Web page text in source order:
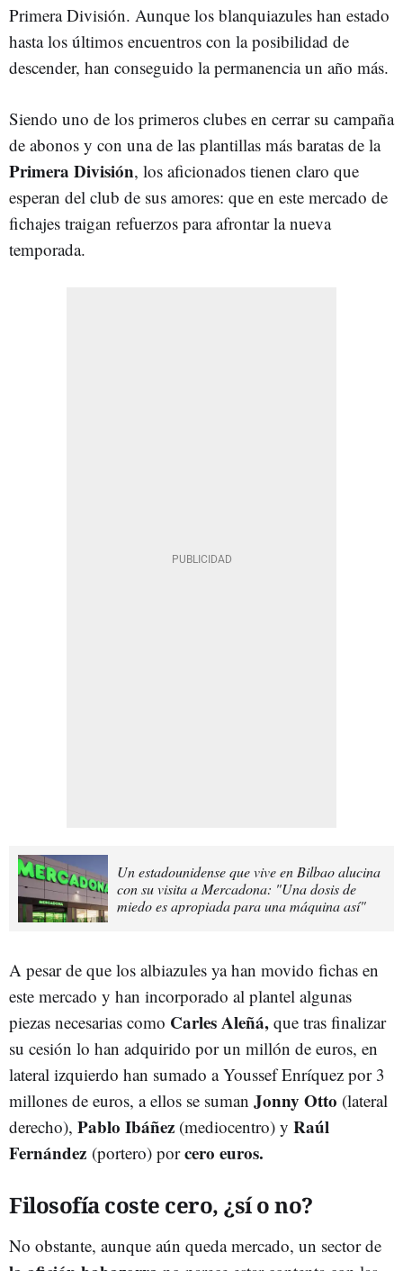
Primera División. Aunque los blanquiazules han estado
hasta los últimos encuentros con la posibilidad de
descender, han conseguido la permanencia un año más.
Siendo uno de los primeros clubes en cerrar su campaña
de abonos y con una de las plantillas más baratas de la
Primera División, los aficionados tienen claro que
esperan del club de sus amores: que en este mercado de
fichajes traigan refuerzos para afrontar la nueva
temporada.
Un estadounidense que vive en Bilbao alucina
con su visita a Mercadona: "Una dosis de
miedo es apropiada para una máquina así"
A pesar de que los albiazules ya han movido fichas en
este mercado y han incorporado al plantel algunas
piezas necesarias como Carles Aleñá, que tras finalizar
su cesión lo han adquirido por un millón de euros, en
lateral izquierdo han sumado a Youssef Enríquez por 3
millones de euros, a ellos se suman Jonny Otto (lateral
derecho), Pablo Ibáñez (mediocentro) y Raúl
Fernández (portero) porcero euros.
Filosofía coste cero, ¿sí o no?
No obstante, aunque aún queda mercado, un sector de